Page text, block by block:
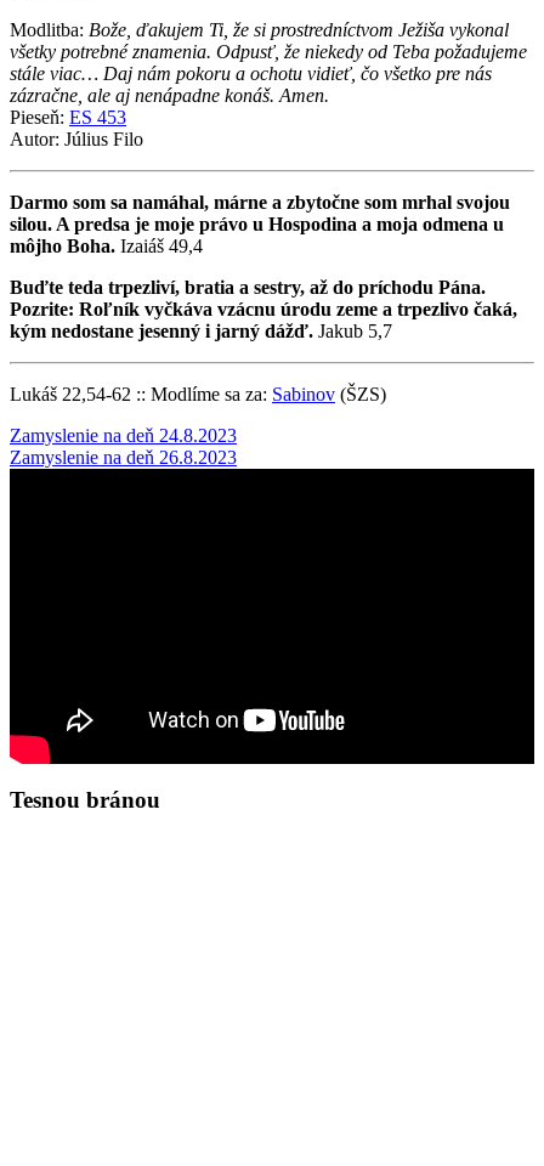
Modlitba: Bože, ďakujem Ti, že si prostredníctvom Ježiša vykonal
všetky potrebné znamenia. Odpusť, že niekedy od Teba požadujeme
stále viac… Daj nám pokoru a ochotu vidieť, čo všetko pre nás
zázračne, ale aj nenápadne konáš. Amen.
Pieseň: ES 453
Autor: Július Filo
Darmo som sa namáhal, márne a zbytočne som mrhal svojou
silou. A predsa je moje právo u Hospodina a moja odmena u
môjho Boha. Izaiáš 49,4
Buďte teda trpezliví, bratia a sestry, až do príchodu Pána.
Pozrite: Roľník vyčkáva vzácnu úrodu zeme a trpezlivo čaká,
kým nedostane jesenný i jarný dážď. Jakub 5,7
Lukáš 22,54-62 :: Modlíme sa za: Sabinov (ŠZS)
Post
navigation
Zamyslenie na deň 24.8.2023
Zamyslenie na deň 26.8.2023
Tesnou bránou